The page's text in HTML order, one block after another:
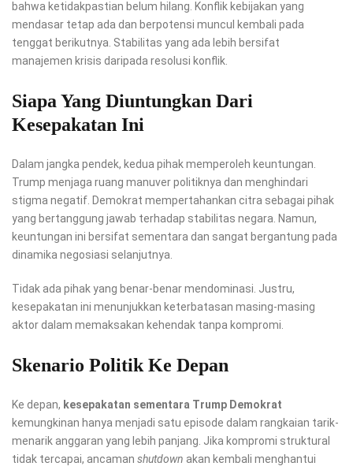
bahwa ketidakpastian belum hilang. Konflik kebijakan yang
mendasar tetap ada dan berpotensi muncul kembali pada
tenggat berikutnya. Stabilitas yang ada lebih bersifat
manajemen krisis daripada resolusi konflik.
Siapa Yang Diuntungkan Dari
Kesepakatan Ini
Dalam jangka pendek, kedua pihak memperoleh keuntungan.
Trump menjaga ruang manuver politiknya dan menghindari
stigma negatif. Demokrat mempertahankan citra sebagai pihak
yang bertanggung jawab terhadap stabilitas negara. Namun,
keuntungan ini bersifat sementara dan sangat bergantung pada
dinamika negosiasi selanjutnya.
Tidak ada pihak yang benar-benar mendominasi. Justru,
kesepakatan ini menunjukkan keterbatasan masing-masing
aktor dalam memaksakan kehendak tanpa kompromi.
Skenario Politik Ke Depan
Ke depan, kesepakatan sementara Trump Demokrat
kemungkinan hanya menjadi satu episode dalam rangkaian tarik-
menarik anggaran yang lebih panjang. Jika kompromi struktural
tidak tercapai, ancaman shutdown akan kembali menghantui